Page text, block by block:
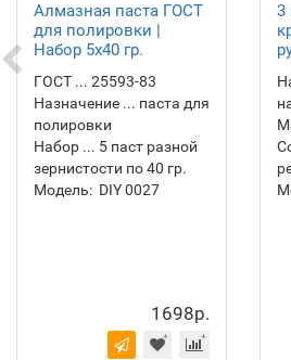
Алмазная паста ГОСТ
для полировки |
Набор 5х40 гр.
ГОСТ ... 25593-83
Назначение ... паста для
полировки
Набор ... 5 паст разной
зернистости по 40 гр.
Модель: DIY 0027
1698р.
3